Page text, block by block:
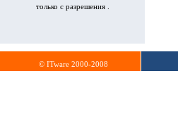
только с разрешения .
© ITware 2000-2008